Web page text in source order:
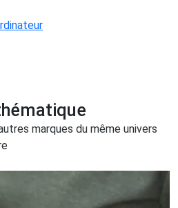
marques du même univers